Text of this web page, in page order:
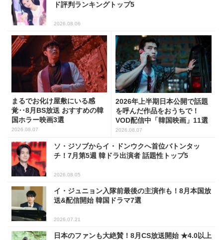
ド評判ランキングトップ5
2026.08.06
まるでお化け屋敷にいる感
覚‥8月BS放送 おすすめの韓
国ホラー映画3選
2026.08.07
2026年上半期日本公開で話題
を呼んだ作品をおうちで！
VOD配信中「韓国映画」11選
2026.08.07
ソ・ジソブからイ・ドンウクへ首位バトンタッ
チ！7月第5週 韓ドラ出演者 話題性トップ5
2026.08.05
イ・ジュニョン入隊前最後の主演作も！8月本国放
送&配信開始 韓国ドラマ7選
2026.07.21
日本のファンも大絶賛！8月CS放送開始 ★4.0以上